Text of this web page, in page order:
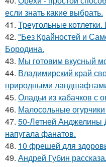
если знать какие выбрать.
41. Треугольные
42. "Без Крайностей и
Бородина.
43. Мы готовим вкусный
44. Владимирский край
природными
45. Оладьи из кабачков с
46. Малосольные
47. 50-Летней Анджелины
напугала фанатов.
48. 10 фрешей для
49. Андрей Губин